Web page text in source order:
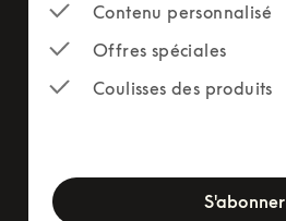
Contenu personnalisé
Offres spéciales
Coulisses des produits
S'abonner